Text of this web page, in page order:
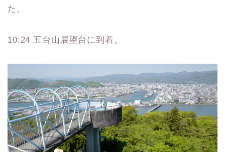
た。
10:24 五台山展望台に到着。